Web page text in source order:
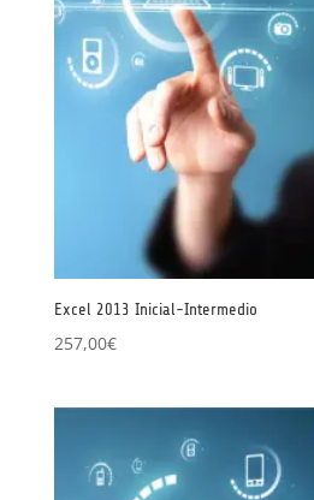
Excel 2013 Inicial-Intermedio
257,00€